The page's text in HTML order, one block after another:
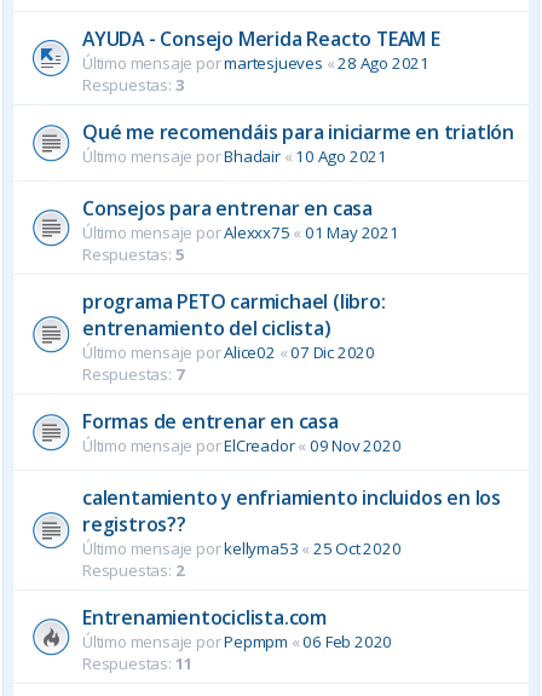
AYUDA - Consejo Merida Reacto TEAM E
Último mensaje pormartesjueves «28 Ago 2021
Respuestas: 3
Qué me recomendáis para iniciarme en triatlón
Último mensaje porBhadair« 10 Ago 2021
Consejos para entrenar en casa
Último mensaje porAlexxx75 «01 May 2021
Respuestas: 5
programa PETO carmichael (libro:
entrenamiento del ciclista)
Último mensaje porAlice02 «07 Dic 2020
Respuestas: 7
Formas de entrenar en casa
Último mensaje porElCreador« 09 Nov 2020
calentamiento y enfriamiento incluidos en los
registros??
Último mensaje porkellyma53 « 25 Oct 2020
Respuestas: 2
Entrenamientociclista.com
Último mensaje porPepmpm «06 Feb 2020
Respuestas: 11